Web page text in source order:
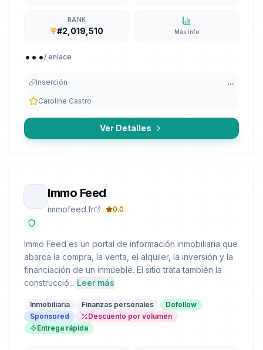
RANK
#2,019,510 Más info
.../ enlace
Inserción ...
Caroline Castro
Ver Detalles
Immo Feed
immofeed.fr 0.0
Immo Feed es un portal de información inmobiliaria que
abarca la compra, la venta, el alquiler, la inversión y la
financiación de un inmueble. El sitio trata también la
construcció... Leer más
Inmobiliaria Finanzas personales
Dofollow
Sponsored
Descuento por volumen
Entrega rápida